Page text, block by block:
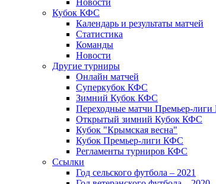
Новости
Кубок КФС
Календарь и результаты матчей
Статистика
Команды
Новости
Другие турниры
Онлайн матчей
Суперкубок КФС
Зимний Кубок КФС
Переходные матчи Премьер-
Открытый зимний Кубок КФС
Кубок "Крымская весна"
Кубок Премьер-лиги КФС
Регламенты турниров КФС
Ссылки
Год сельского футбола – 2021